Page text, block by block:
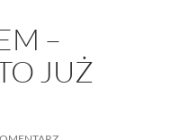
–
JUŻ